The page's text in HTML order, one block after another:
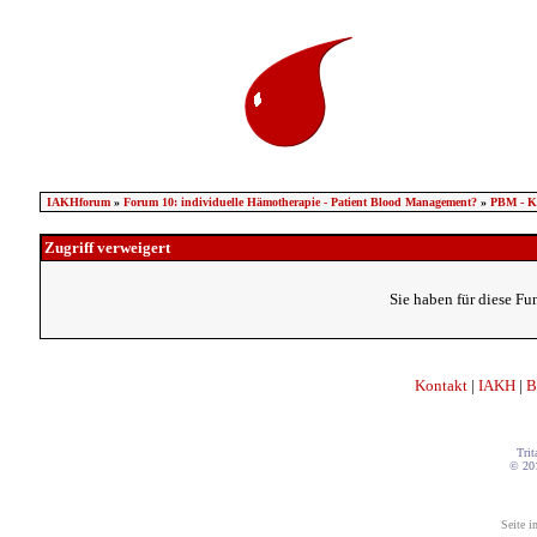
IAKHforum» Forum 10: individuelle Hämotherapie - Patient Blood Management?» PBM -
Zugriff verweigert
Sie haben für diese
Kontakt | IAKH |
©
Seite